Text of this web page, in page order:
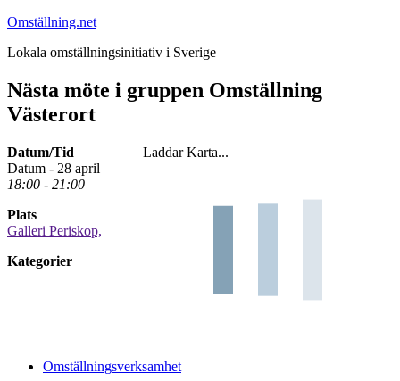
Hoppa
innehåll
Omställning.net
Lokala omställningsinitiativ i Sverige
Nästa möte i gruppen Omställning
Västerort
Laddar Karta...
Datum/Tid
Datum - 28 april
18:00 - 21:00
Plats
Galleri Periskop,
Kategorier
Omställningsverksamhet